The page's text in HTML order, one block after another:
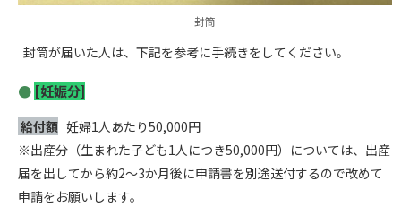
封筒
封筒が届いた人は、下記を参考に手続きをしてください。
[妊娠分]
給付額 妊婦1人あたり50,000円
※出産分（生まれた子ども1人につき50,000円）については、出産
届を出してから約2～3か月後に申請書を別途送付するので改めて
申請をお願いします。